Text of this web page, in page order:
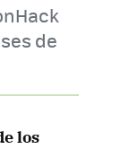
de
los